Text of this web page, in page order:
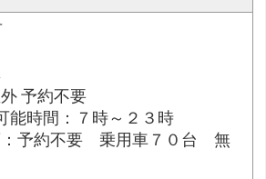
予約不要
能時間：７時～２３時
：予約不要 乗用車７０台 無